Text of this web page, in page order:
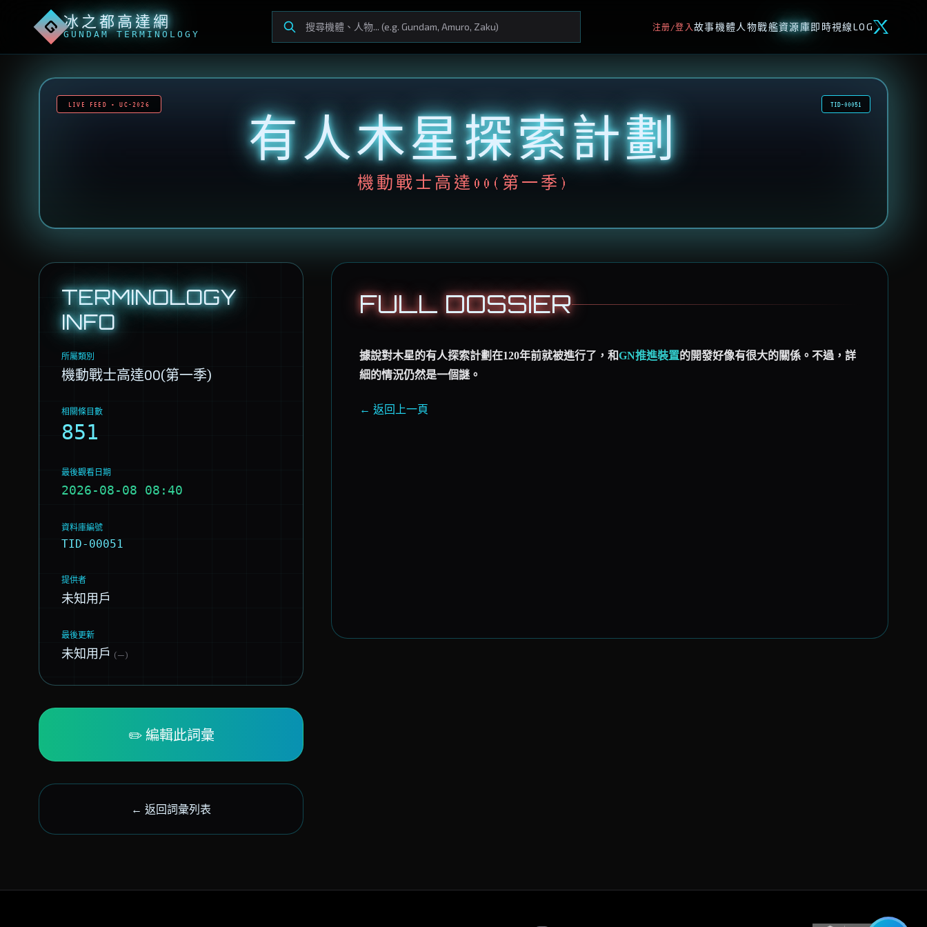
G冰之都高達網
GUNDAM TERMINOLOGY
注册/登入 故事機體人物戰艦資源庫即時視線LOG
LIVE FEED • UC-2026 TID-00051
有人木星探索計劃
機動戰士高達00(第一季)
TERMINOLOGY
INFO
所屬類別
機動戰士高達00(第一季)
相關條目數
851
最後觀看日期
2026-08-08 08:40
資料庫編號
TID-00051
提供者
未知用戶
最後更新
未知用戶 (—)
✏️ 編輯此詞彙
← 返回詞彙列表
FULL DOSSIER
據說對木星的有人探索計劃在120年前就被進行了，和GN推進裝置的開發好像有很大的關係。不過，詳
細的情況仍然是一個謎。
← 返回上一頁